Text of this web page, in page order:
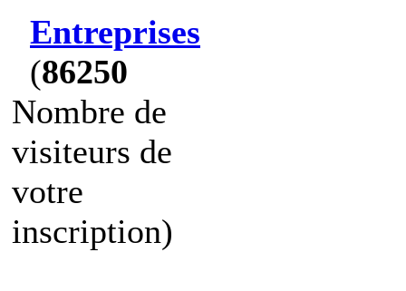
Entreprises
(86250
Nombre de
visiteurs de
votre
inscription)